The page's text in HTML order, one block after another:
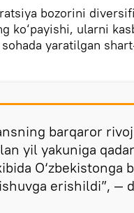
bozorini
ko‘payishi, ularni
yaratilgan
barqaror
yil yakuniga qadar
O‘zbekistonga
erishildi”, —